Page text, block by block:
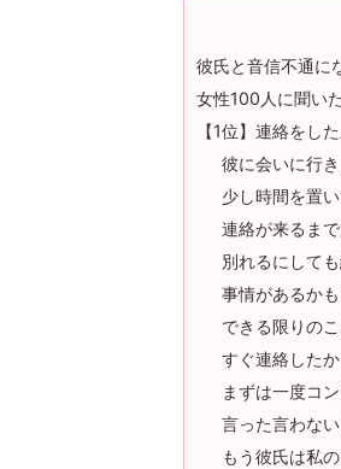
彼氏と音信不通に
女性100人に聞い
【1位】連絡をし
彼に会いに行
少し時間を置
連絡が来るま
別れるにして
事情があるか
できる限りの
すぐ連絡した
まずは一度コ
言った言わな
もう彼氏は私